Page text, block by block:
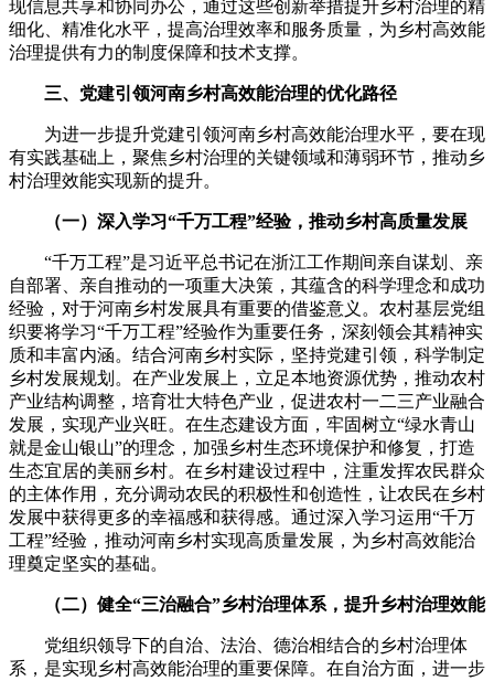
现信息共享和协同办公，通过这些创新举措提升乡村治理的精
细化、精准化水平，提高治理效率和服务质量，为乡村高效能
治理提供有力的制度保障和技术支撑。
三、党建引领河南乡村高效能治理的优化路径
为进一步提升党建引领河南乡村高效能治理水平，要在现
有实践基础上，聚焦乡村治理的关键领域和薄弱环节，推动乡
村治理效能实现新的提升。
（一）深入学习“千万工程”经验，推动乡村高质量发展
“千万工程”是习近平总书记在浙江工作期间亲自谋划、亲
自部署、亲自推动的一项重大决策，其蕴含的科学理念和成功
经验，对于河南乡村发展具有重要的借鉴意义。农村基层党组
织要将学习“千万工程”经验作为重要任务，深刻领会其精神实
质和丰富内涵。结合河南乡村实际，坚持党建引领，科学制定
乡村发展规划。在产业发展上，立足本地资源优势，推动农村
产业结构调整，培育壮大特色产业，促进农村一二三产业融合
发展，实现产业兴旺。在生态建设方面，牢固树立“绿水青山
就是金山银山”的理念，加强乡村生态环境保护和修复，打造
生态宜居的美丽乡村。在乡村建设过程中，注重发挥农民群众
的主体作用，充分调动农民的积极性和创造性，让农民在乡村
发展中获得更多的幸福感和获得感。通过深入学习运用“千万
工程”经验，推动河南乡村实现高质量发展，为乡村高效能治
理奠定坚实的基础。
（二）健全“三治融合”乡村治理体系，提升乡村治理效能
党组织领导下的自治、法治、德治相结合的乡村治理体
系，是实现乡村高效能治理的重要保障。在自治方面，进一步